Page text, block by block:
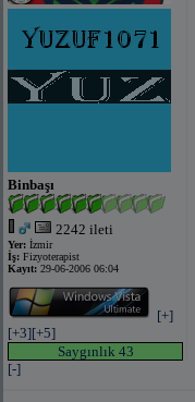
Binbaşı
2242 ileti
Yer: İzmir
İş: Fizyoterapist
Kayıt: 29-06-2006 06:04
[+]
[+3][+5]
Saygınlık 43
[-]